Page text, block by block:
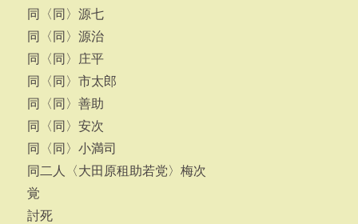
同〈同〉源七
同〈同〉源治
同〈同〉庄平
同〈同〉市太郎
同〈同〉善助
同〈同〉安次
同〈同〉小満司
同二人〈大田原租助若党〉梅次
覚
討死